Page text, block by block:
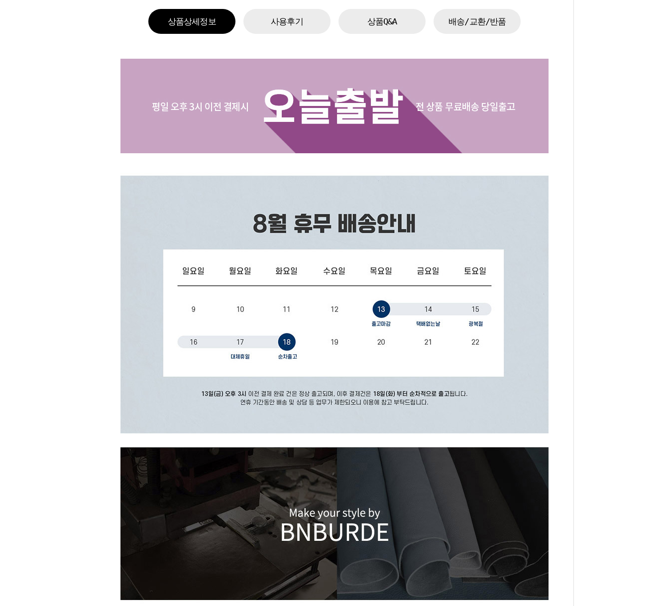
상품상세정보 사용후기 상품Q&A 배송/교환/반품